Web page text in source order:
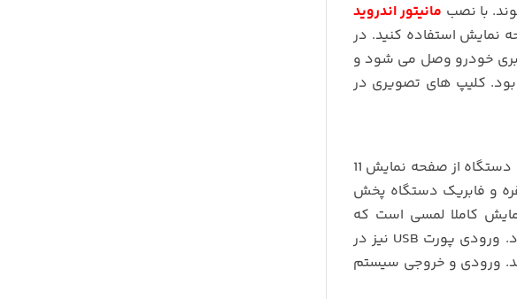
با نصب مانیتور اندروید
نمایش استفاده کنید. در
خودرو وصل می شود و
بود. کلیپ های تصویری در
را می توان جدیدترین و بهترین مدل بازار تلقی کرد. در پنل جلو دستگاه از صفحه نمایش 11
و فابریک دستگاه پخش
کاملا لمسی است که
کلیدهای دسترسی بخاری و کولر در قسمت پایین صفحه نمایش به صور لمسی در دسترس خواهد بود. ورودی پورت USB نیز در
ورودی و خروجی سیستم